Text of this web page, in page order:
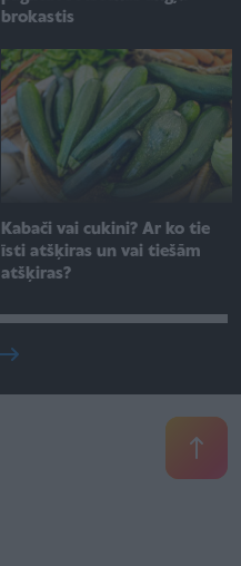
brokastis
Kabači vai cukini? Ar ko tie
īsti atšķiras un vai tiešām
atšķiras?